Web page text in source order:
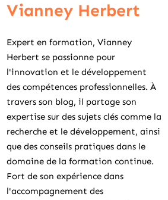
Vianney Herbert
Expert en formation, Vianney
Herbert se passionne pour
l'innovation et le développement
des compétences professionnelles. À
travers son blog, il partage son
expertise sur des sujets clés comme la
recherche et le développement, ainsi
que des conseils pratiques dans le
domaine de la formation continue.
Fort de son expérience dans
l'accompagnement des